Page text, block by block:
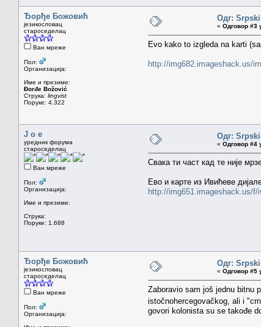
Ђорђе Божовић
језикословац
староседелац
Ван мреже
Пол:
Организација:
Име и презиме:
Đorđe Božović
Струка: lingvist
Поруке: 4.322
Одг:
« Одговор #3
Evo kako to izgleda na karti
http://img682.imageshack.us/
J o e
уредник форума
староседелац
Ван мреже
Пол:
Организација:
Име и презиме:
Струка:
Поруке: 1.688
Одг:
« Одговор #4
Свака ти част кад те није
Ево и карте из Ивићеве
http://img651.imageshack.us/f/
Ђорђе Божовић
језикословац
староседелац
Ван мреже
Пол:
Организација:
Одг:
« Одговор #5
Zaboravio sam još jednu bitnu
istočnohercegovačkog, ali i
govori kolonista su se takođe